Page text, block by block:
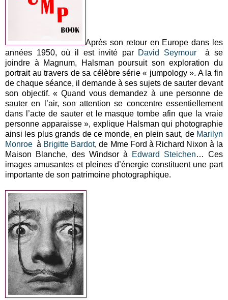
Après son retour en Europe dans les
années 1950, où il est invité par David Seymour à se
joindre à Magnum, Halsman poursuit son exploration du
portrait au travers de sa célèbre série « jumpology ». A la fin
de chaque séance, il demande à ses sujets de sauter devant
son objectif. « Quand vous demandez à une personne de
sauter en l’air, son attention se concentre essentiellement
dans l’acte de sauter et le masque tombe afin que la vraie
personne apparaisse », explique Halsman qui photographie
ainsi les plus grands de ce monde, en plein saut, de Marilyn
Monroe à Brigitte Bardot, de Mme Ford à Richard Nixon à la
Maison Blanche, des Windsor à
Edward Steichen… Ces
images amusantes et pleines d’énergie constituent une part
importante de son patrimoine photographique.